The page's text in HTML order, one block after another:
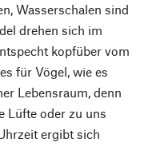
Wasserschalen sind
drehen sich im
kopfüber vom
für Vögel, wie es
Lebensraum, denn
Lüfte oder zu uns
ergibt sich